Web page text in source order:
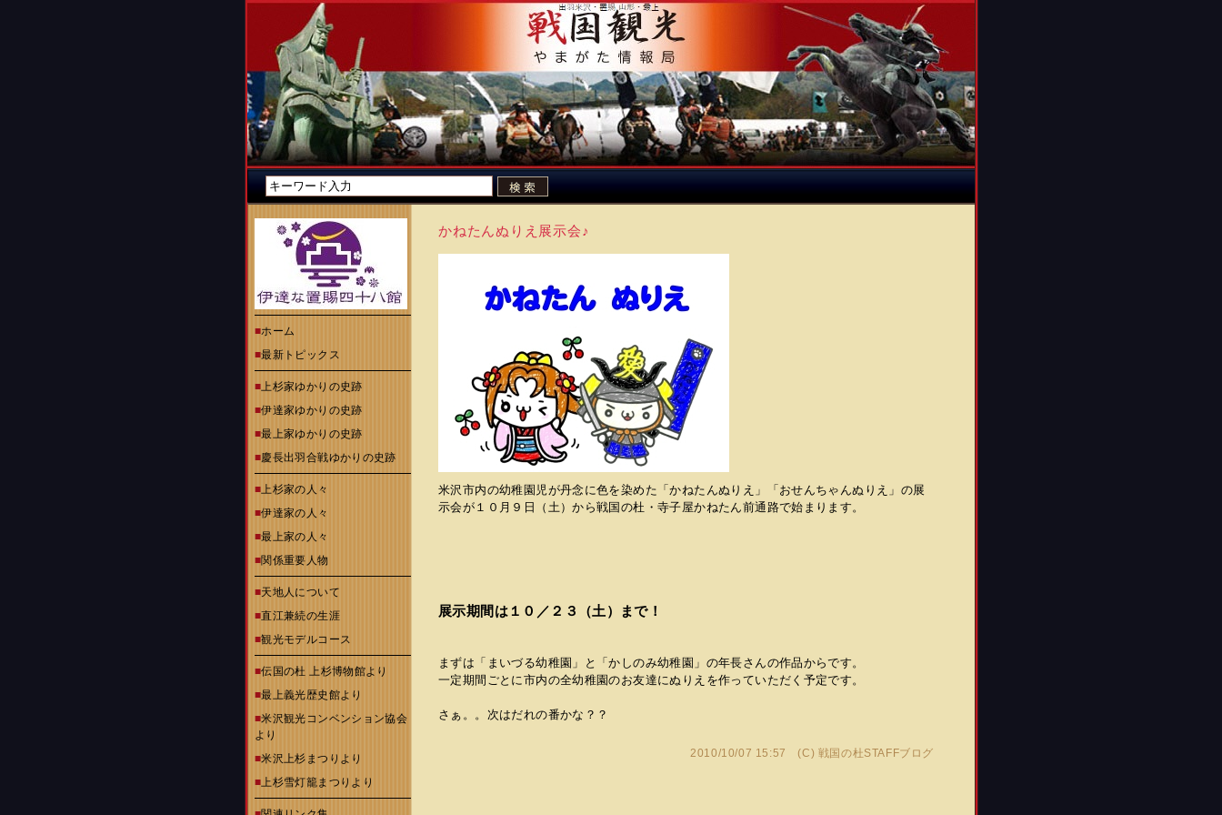
■ホーム
■最新トピックス
■上杉家ゆかりの史跡
■伊達家ゆかりの史跡
■最上家ゆかりの史跡
■慶長出羽合戦ゆかりの史跡
■上杉家の人々
■伊達家の人々
■最上家の人々
■関係重要人物
■天地人について
■直江兼続の生涯
■観光モデルコース
■伝国の杜 上杉博物館より
■最上義光歴史館より
■米沢観光コンベンション協会
より
■米沢上杉まつりより
■上杉雪灯籠まつりより
かねたんぬりえ展示会♪
米沢市内の幼稚園児が丹念に色を染めた「かねたんぬりえ」「おせんちゃんぬりえ」の展
示会が１０月９日（土）から戦国の杜・寺子屋かねたん前通路で始まります。
展示期間は１０／２３（土）まで！
まずは「まいづる幼稚園」と「かしのみ幼稚園」の年長さんの作品からです。
一定期間ごとに市内の全幼稚園のお友達にぬりえを作っていただく予定です。
さぁ。。次はだれの番かな？？
2010/10/07 15:57 (C) 戦国の杜STAFFブログ